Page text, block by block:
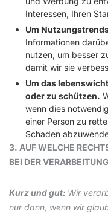
Interessen, Ihren
Um
Informationen
nutzen, um besser
damit wir sie
Um das
oder zu schützen.
wenn dies
einer Person zu
Schaden
3. AUF WELCHE
BEI DER
Kurz und gut: Wir
nur dann, wenn wir